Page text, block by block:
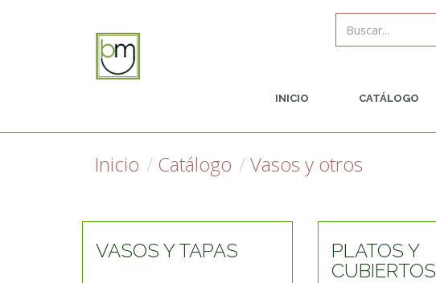
INICIO CATÁLOGO
Inicio Catálogo Vasos y otros
VASOS Y TAPAS
PLATOS Y
CUBIERTOS